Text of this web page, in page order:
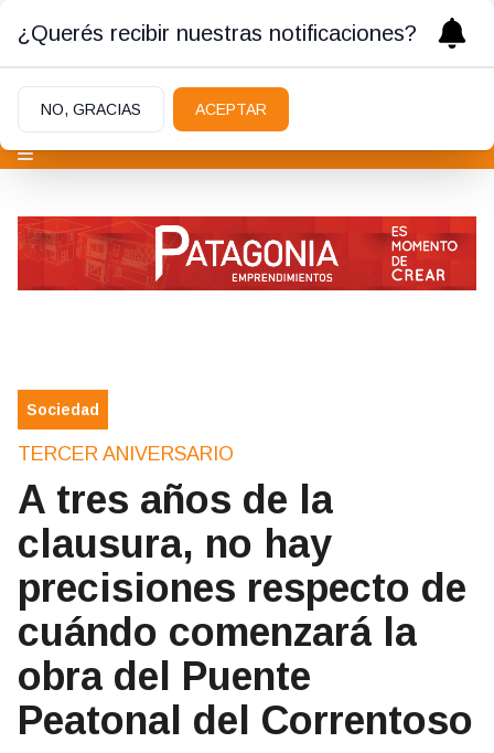
Sociedad
TERCER ANIVERSARIO
A tres años de la
clausura, no hay
precisiones respecto de
cuándo comenzará la
obra del Puente
Peatonal del Correntoso
¿Querés recibir nuestras notificaciones?
NO, GRACIAS ACEPTAR